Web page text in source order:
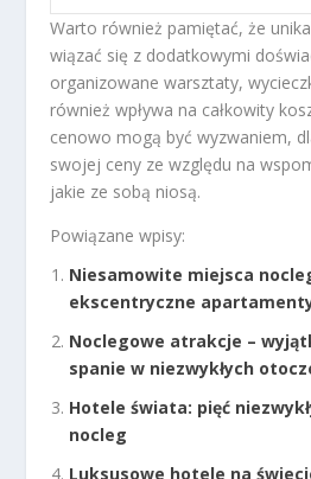
Warto również pamiętać, że
wiązać się z dodatkowymi
organizowane warsztaty,
również wpływa na całkowity
cenowo mogą być wyzwaniem,
swojej ceny ze względu na
jakie ze sobą niosą.
Powiązane wpisy:
Niesamowite miejsca
ekscentryczne
Noclegowe atrakcje –
spanie w niezwykłych
Hotele świata: pięć
nocleg
Luksusowe hotele na